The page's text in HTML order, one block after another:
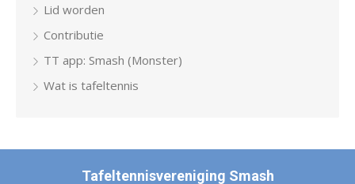
Lid worden
Contributie
TT app: Smash (Monster)
Wat is tafeltennis
Tafeltennisvereniging Smash